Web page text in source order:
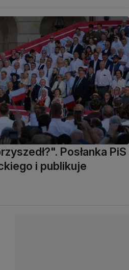
Posłanka PiS
i publikuje